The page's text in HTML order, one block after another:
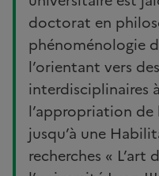
doctorat en
phénoménologie
l’orientant vers
interdisciplinaires à
l’appropriation de
jusqu’à une
recherches « L’art